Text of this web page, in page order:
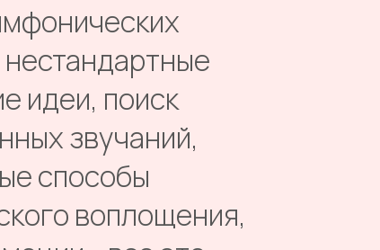
идеи, поиск
звучаний,
способы
воплощения,